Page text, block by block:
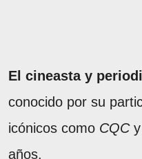
El cineasta y
conocido por su
icónicos como CQCy
años.